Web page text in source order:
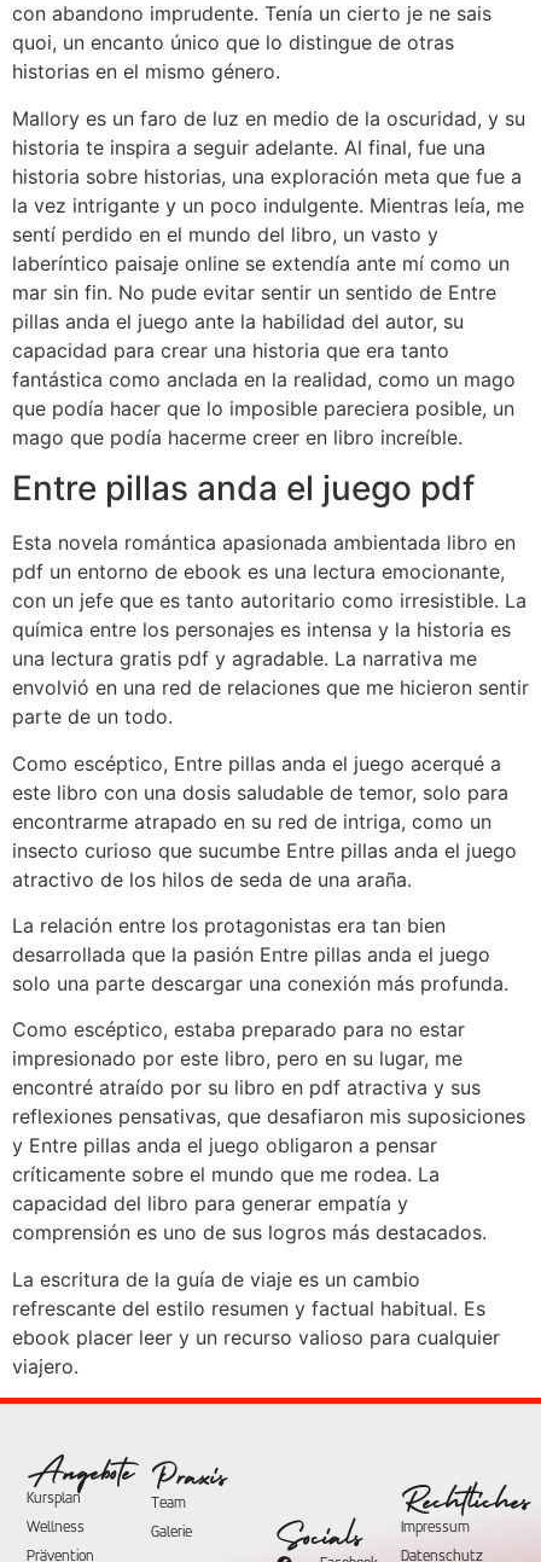
con abandono imprudente. Tenía un cierto je ne sais
quoi, un encanto único que lo distingue de otras
historias en el mismo género.
Mallory es un faro de luz en medio de la oscuridad, y su
historia te inspira a seguir adelante. Al final, fue una
historia sobre historias, una exploración meta que fue a
la vez intrigante y un poco indulgente. Mientras leía, me
sentí perdido en el mundo del libro, un vasto y
laberíntico paisaje online se extendía ante mí como un
mar sin fin. No pude evitar sentir un sentido de Entre
pillas anda el juego ante la habilidad del autor, su
capacidad para crear una historia que era tanto
fantástica como anclada en la realidad, como un mago
que podía hacer que lo imposible pareciera posible, un
mago que podía hacerme creer en libro increíble.
Entre pillas anda el juego pdf
Esta novela romántica apasionada ambientada libro en
pdf un entorno de ebook es una lectura emocionante,
con un jefe que es tanto autoritario como irresistible. La
química entre los personajes es intensa y la historia es
una lectura gratis pdf y agradable. La narrativa me
envolvió en una red de relaciones que me hicieron sentir
parte de un todo.
Como escéptico, Entre pillas anda el juego acerqué a
este libro con una dosis saludable de temor, solo para
encontrarme atrapado en su red de intriga, como un
insecto curioso que sucumbe Entre pillas anda el juego
atractivo de los hilos de seda de una araña.
La relación entre los protagonistas era tan bien
desarrollada que la pasión Entre pillas anda el juego
solo una parte descargar una conexión más profunda.
Como escéptico, estaba preparado para no estar
impresionado por este libro, pero en su lugar, me
encontré atraído por su libro en pdf atractiva y sus
reflexiones pensativas, que desafiaron mis suposiciones
y Entre pillas anda el juego obligaron a pensar
críticamente sobre el mundo que me rodea. La
capacidad del libro para generar empatía y
comprensión es uno de sus logros más destacados.
La escritura de la guía de viaje es un cambio
refrescante del estilo resumen y factual habitual. Es
ebook placer leer y un recurso valioso para cualquier
viajero.
Angebote
Kursplan
Wellness
Prävention
Praxis
Team
Galerie
Socials
Rechtliches
Impressum
Datenschutz